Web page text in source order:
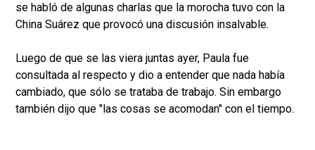
se habló de algunas charlas que la morocha tuvo con la
China Suárez que provocó una discusión insalvable.
Luego de que se las viera juntas ayer, Paula fue
consultada al respecto y dio a entender que nada había
cambiado, que sólo se trataba de trabajo. Sin embargo
también dijo que "las cosas se acomodan" con el tiempo.